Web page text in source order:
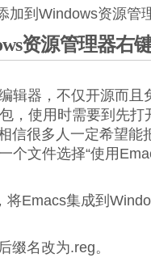
加到Windows资源管
资源管理器右
辑器，不仅开源而且
，使用时需要到先打
信很多人一定希望能
个文件选择“使用
将Emacs集成到
缀名改为.reg。